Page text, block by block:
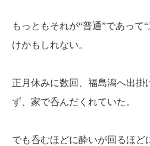
もっともそれが“普通”であって
けかもしれない。
正月休みに数回、福島潟へ出掛
ず、家で呑んだくれていた。
でも呑むほどに酔いが回るほど